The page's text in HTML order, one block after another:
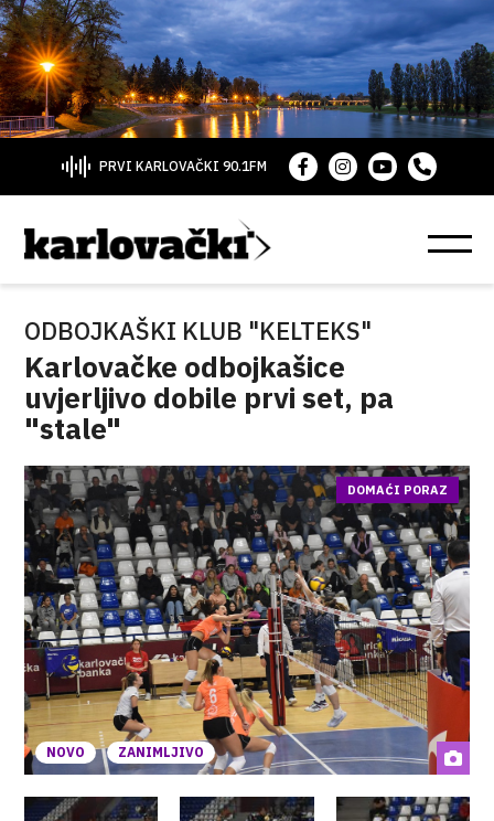
PRVI KARLOVAČKI 90.1FM
ODBOJKAŠKI KLUB "KELTEKS"
Karlovačke odbojkašice
uvjerljivo dobile prvi set, pa
"stale"
NOVO ZANIMLJIVO
DOMAĆI PORAZ